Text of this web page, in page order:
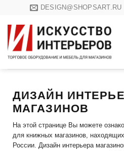
content
DESIGN@SHOPSART.RU
ДИЗАЙН
МАГАЗИНОВ
На этой странице Вы можете
для книжных магазинов,
России. Дизайн интерьера